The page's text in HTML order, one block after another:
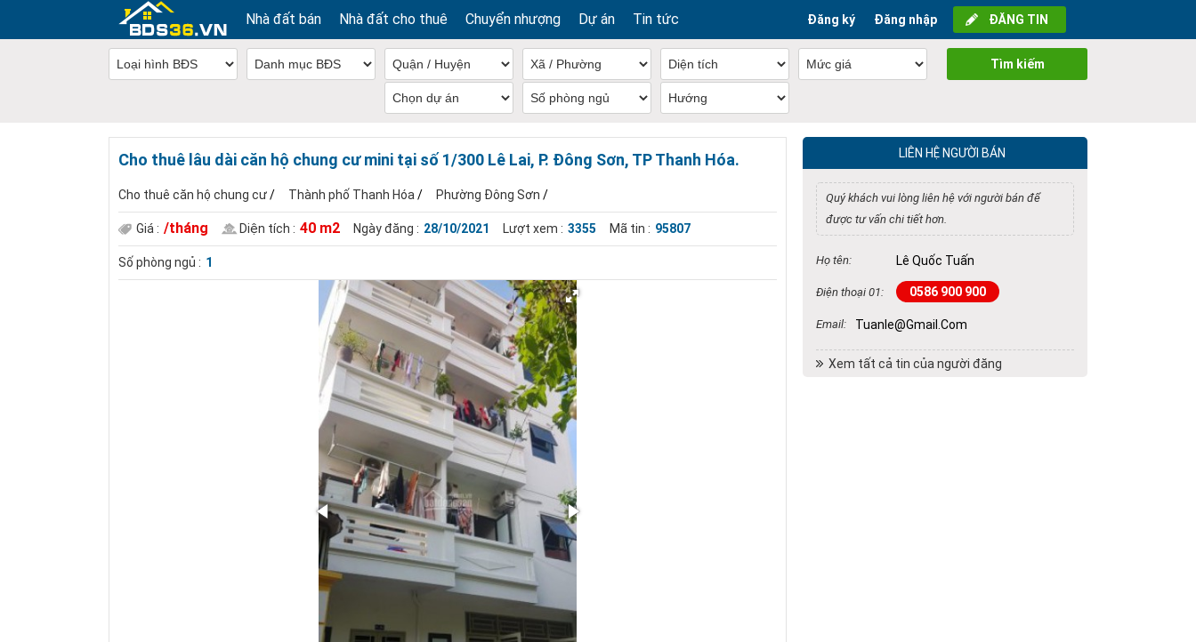
Nhà đất bán Nhà đất cho thuê Chuyển nhượng Dự án Tin tức ĐĂNG TIN
Đăng nhập
Đăng ký
Tìm kiếm
Cho thuê lâu dài căn hộ chung cư mini tại số 1/300 Lê Lai, P. Đông Sơn, TP Thanh Hóa.
Cho thuê căn hộ chung cư/ Thành phố Thanh Hóa / Phường Đông Sơn /
Giá : /tháng Diện tích : 40 m2 Ngày đăng : 28/10/2021 Lượt xem : 3355 Mã tin : 95807
Số phòng ngủ : 1
LIÊN HỆ NGƯỜI BÁN
Quý khách vui lòng liên hệ với người bán để
được tư vấn chi tiết hơn.
Họ tên: Lê Quốc Tuấn
Điện thoại 01: 0586 900 900
Email: Tuanle@gmail.com
Xem tất cả tin của người đăng